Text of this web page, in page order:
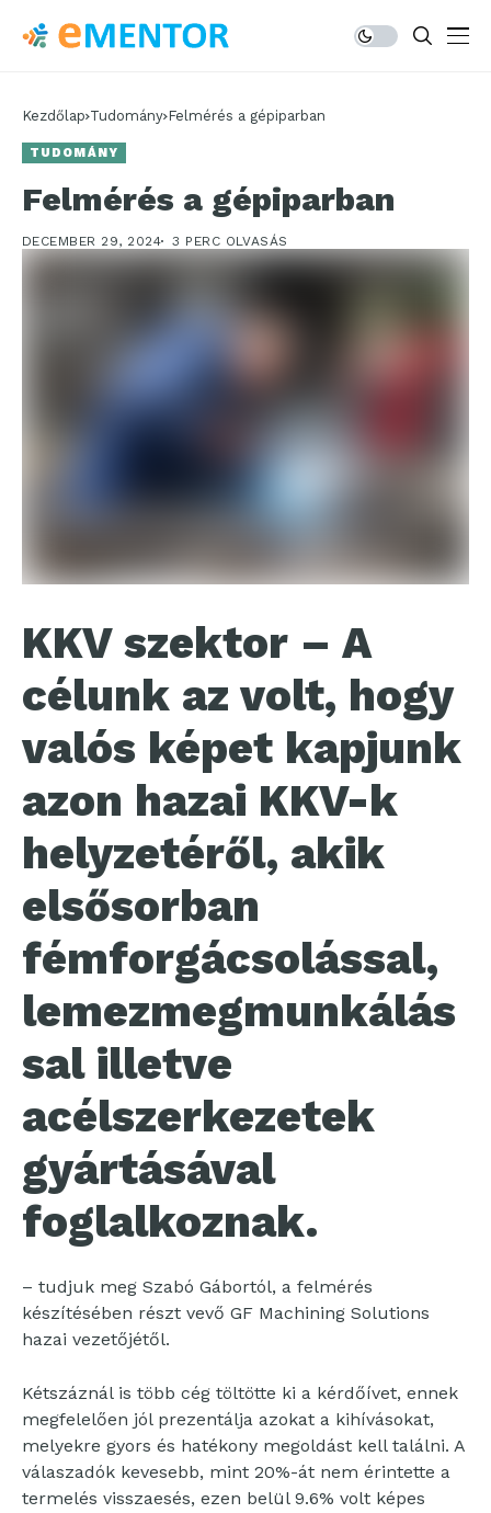
Kezdőlap Tudomány Felmérés a gépiparban
TUDOMÁNY
Felmérés a gépiparban
DECEMBER 29, 2024 3 PERC OLVASÁS
KKV szektor – A
célunk az volt, hogy
valós képet kapjunk
azon hazai KKV-k
helyzetéről, akik
elsősorban
fémforgácsolással,
lemezmegmunkálás
sal illetve
acélszerkezetek
gyártásával
foglalkoznak.
– tudjuk meg Szabó Gábortól, a felmérés
készítésében részt vevő GF Machining Solutions
hazai vezetőjétől.
Kétszáznál is több cég töltötte ki a kérdőívet, ennek
megfelelően jól prezentálja azokat a kihívásokat,
melyekre gyors és hatékony megoldást kell találni. A
válaszadók kevesebb, mint 20%-át nem érintette a
termelés visszaesés, ezen belül 9.6% volt képes